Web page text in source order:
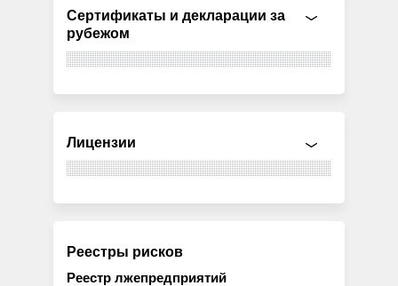
Сертификаты и декларации за
рубежом
Лицензии
Реестры рисков
Реестр лжепредприятий